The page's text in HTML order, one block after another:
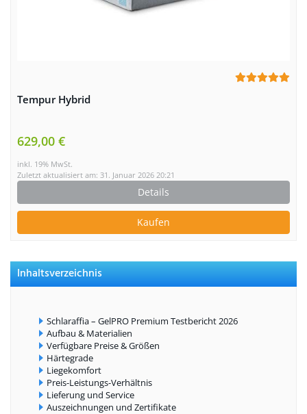
Tempur Hybrid
629,00 €
inkl. 19% MwSt.
Zuletzt aktualisiert am: 31. Januar 2026 20:21
Details
Kaufen
Inhaltsverzeichnis
Schlaraffia – GelPRO Premium Testbericht 2026
Aufbau & Materialien
Verfügbare Preise & Größen
Härtegrade
Liegekomfort
Preis-Leistungs-Verhältnis
Lieferung und Service
Auszeichnungen und Zertifikate